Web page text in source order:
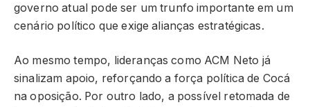
governo atual pode ser um trunfo importante em um
cenário político que exige alianças estratégicas.
Ao mesmo tempo, lideranças como ACM Neto já
sinalizam apoio, reforçando a força política de Cocá
na oposição. Por outro lado, a possível retomada de